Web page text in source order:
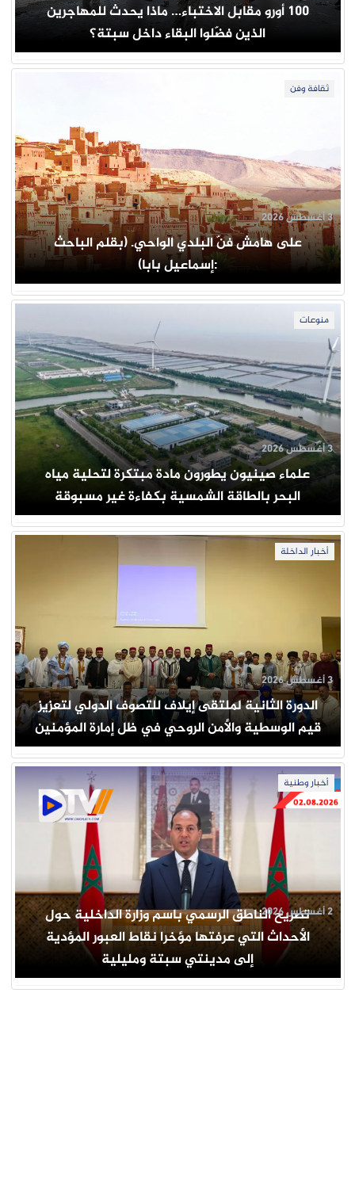
100 أورو مقابل الاختباء… ماذا يحدث للمهاجرين
الذين فضّلوا البقاء داخل سبتة؟
ثقافة وفن
على هامش فنّ البلدي الواحي. (بقلم الباحث
:إسماعيل بابا)
3 أغسطس 2026
منوعات
علماء صينيون يطورون مادة مبتكرة لتحلية مياه
البحر بالطاقة الشمسية بكفاءة غير مسبوقة
3 أغسطس 2026
أخبار الداخلة
الدورة الثانية لملتقى إيلاف للتصوف الدولي لتعزيز
قيم الوسطية والأمن الروحي في ظل إمارة المؤمنين
3 أغسطس 2026
أخبار وطنية
تصريح الناطق الرسمي باسم وزارة الداخلية حول
الأحداث التي عرفتها مؤخرا نقاط العبور المؤدية
إلى مدينتي سبتة ومليلية
2 أغسطس 2026